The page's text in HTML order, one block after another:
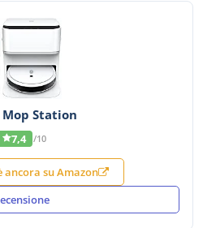
Mop Station
7,4 /10
ancora su Amazon